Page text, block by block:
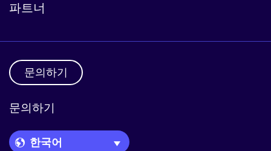
파트너
문의하기
문의하기
Language Picker